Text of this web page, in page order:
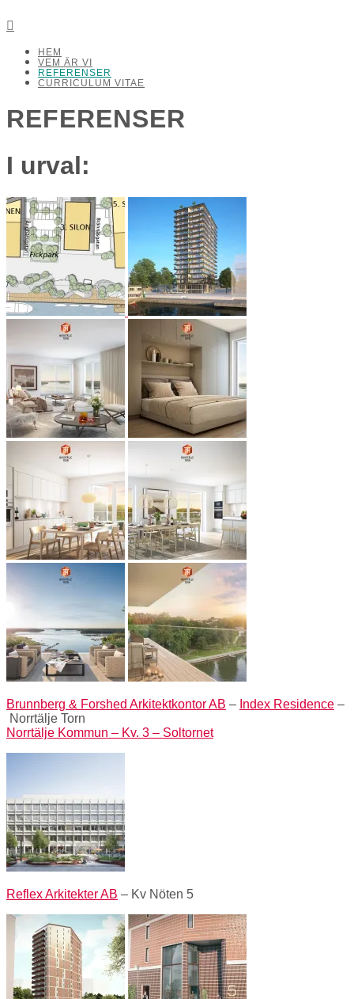
HEM
VEM ÄR VI
REFERENSER
CURRICULUM VITAE
REFERENSER
I urval:
Brunnberg & Forshed Arkitektkontor AB – Index Residence –
Norrtälje Torn
Norrtälje Kommun – Kv. 3 – Soltornet
Reflex Arkitekter AB – Kv Nöten 5